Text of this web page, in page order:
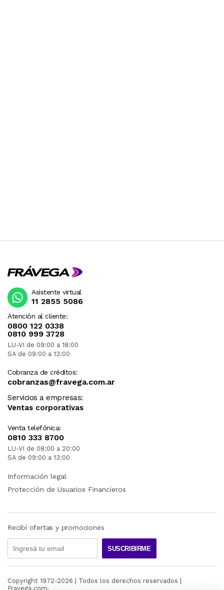
Atención al cliente:
0800 122 0338
0810 999 3728
LU-VI de 09:00 a 18:00
SA de 09:00 a 13:00
Cobranza de créditos:
cobranzas@fravega.com.ar
Servicios a empresas:
Ventas corporativas
Venta telefónica:
0810 333 8700
LU-VI de 08:00 a 20:00
SA de 09:00 a 13:00
Asistente virtual
11 2855 5086
Información legal
Protección de Usuarios Financieros
Recibí ofertas y promociones
SUSCRIBIRME
Copyright 1972-2026 | Todos los derechos reservados |
Fravega.com.